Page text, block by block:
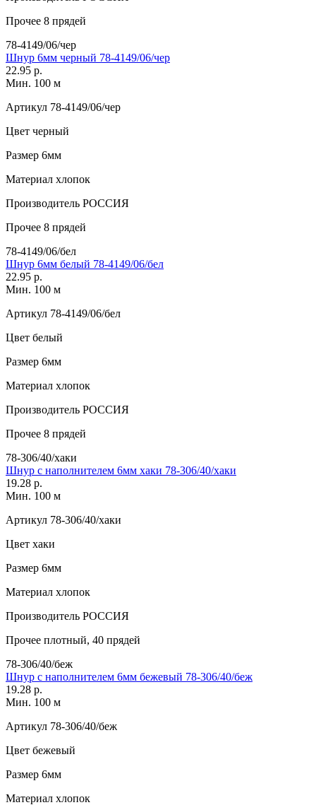
Прочее 8 прядей
78-4149/06/чер
Шнур 6мм черный 78-4149/06/чер
22.95 р.
Мин. 100 м
Артикул 78-4149/06/чер
Цвет черный
Размер 6мм
Материал хлопок
Производитель РОССИЯ
Прочее 8 прядей
78-4149/06/бел
Шнур 6мм белый 78-4149/06/бел
22.95 р.
Мин. 100 м
Артикул 78-4149/06/бел
Цвет белый
Размер 6мм
Материал хлопок
Производитель РОССИЯ
Прочее 8 прядей
78-306/40/хаки
Шнур с наполнителем 6мм хаки 78-306/40/хаки
19.28 р.
Мин. 100 м
Артикул 78-306/40/хаки
Цвет хаки
Размер 6мм
Материал хлопок
Производитель РОССИЯ
Прочее плотный, 40 прядей
78-306/40/беж
Шнур с наполнителем 6мм бежевый 78-306/40/беж
19.28 р.
Мин. 100 м
Артикул 78-306/40/беж
Цвет бежевый
Размер 6мм
Материал хлопок